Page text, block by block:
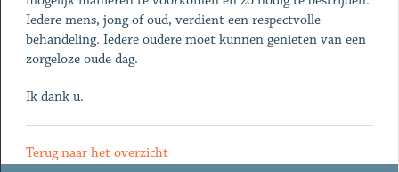
Iedere mens, jong of oud, verdient een respectvolle
behandeling. Iedere oudere moet kunnen genieten van een
zorgeloze oude dag.
Ik dank u.
Terug naar het overzicht